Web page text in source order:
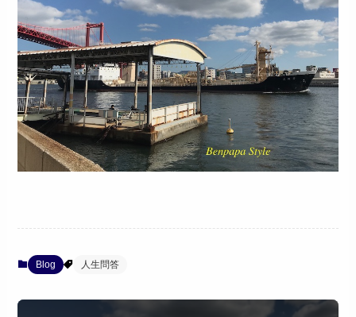
Blog 人生問答